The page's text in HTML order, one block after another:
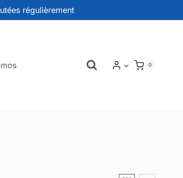
régulièrement
0